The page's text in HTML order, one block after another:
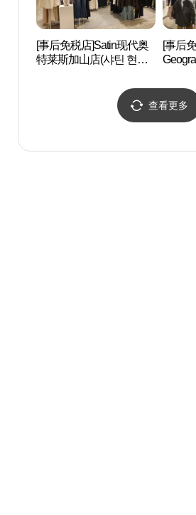
[事后免税店]Satin现代奥
特莱斯加山店(샤틴 현대
[事后
픽 현
查看更多